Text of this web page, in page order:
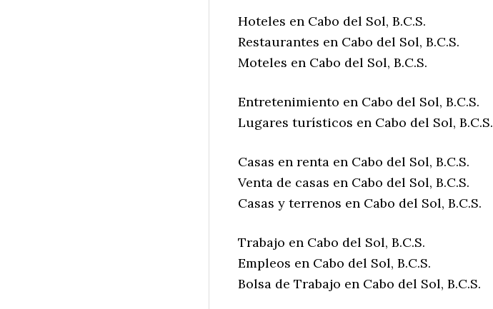
Hoteles en Cabo del Sol, B.C.S.
Restaurantes en Cabo del Sol, B.C.S.
Moteles en Cabo del Sol, B.C.S.
Entretenimiento en Cabo del Sol, B.C.S.
Lugares turísticos en Cabo del Sol, B.C.S.
Casas en renta en Cabo del Sol, B.C.S.
Venta de casas en Cabo del Sol, B.C.S.
Casas y terrenos en Cabo del Sol, B.C.S.
Trabajo en Cabo del Sol, B.C.S.
Empleos en Cabo del Sol, B.C.S.
Bolsa de Trabajo en Cabo del Sol, B.C.S.